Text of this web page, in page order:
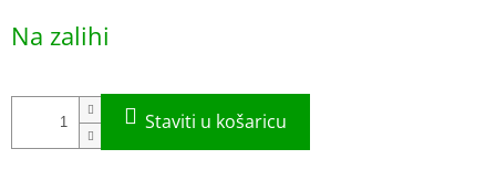
price:
Na zalihi